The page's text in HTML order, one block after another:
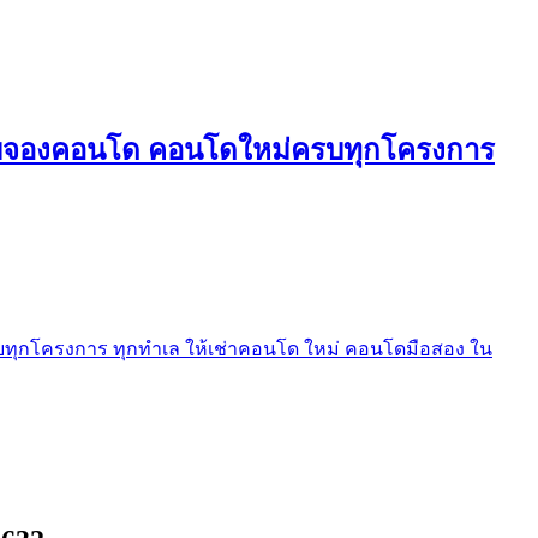
องคอนโด คอนโดใหม่ครบทุกโครงการ
โครงการ ทุกทำเล ให้เช่าคอนโด ใหม่ คอนโดมือสอง ใน